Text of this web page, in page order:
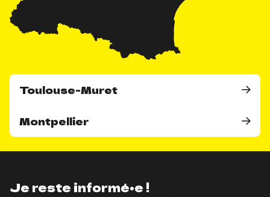
Toulouse-Muret
Montpellier
Je reste informé•e !